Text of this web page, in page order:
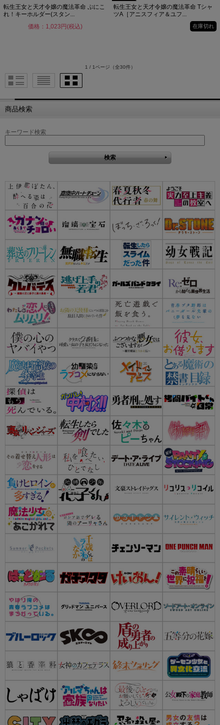
転生王女と天才令嬢の魔法革命 ぷにこ
れ！キーホルダー(スタン...
価格：1,023円(税込)
転生王女と天才令嬢の魔法革命 Tシャ
ツA［アニスフィア＆ユフ...
在庫切れ
1 / 1ページ （全30件）
商品検索
キーワード検索